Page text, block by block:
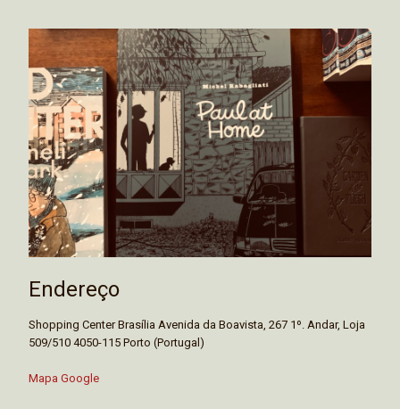
Endereço
Shopping Center Brasília Avenida da Boavista, 267 1º. Andar, Loja
509/510 4050-115 Porto (Portugal)
Mapa Google